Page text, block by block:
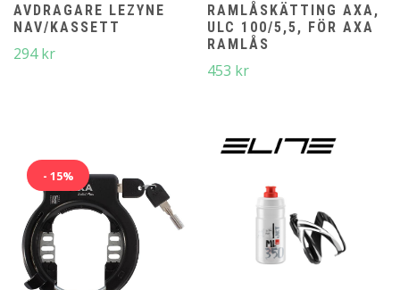
AVDRAGARE LEZYNE
NAV/KASSETT
294kr
RAMLÅSKÄTTING AXA,
ULC 100/5,5, FÖR AXA
RAMLÅS
453 kr
- 15%